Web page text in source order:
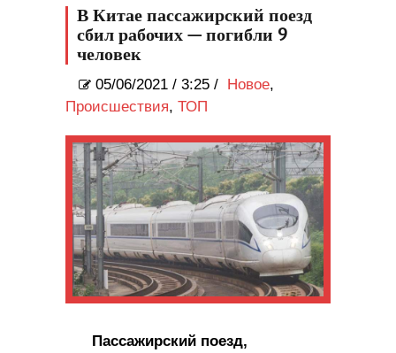
В Китае пассажирский поезд
сбил рабочих — погибли 9
человек
05/06/2021 / 3:25 / Новое,
Происшествия, ТОП
Пассажирский поезд,